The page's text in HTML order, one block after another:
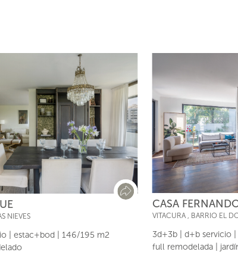
NIEVES
| estac+bod | 146/195 m2
CASA
VITACURA, BARRIO EL
3d+3b | d+b servicio
full remodelada |